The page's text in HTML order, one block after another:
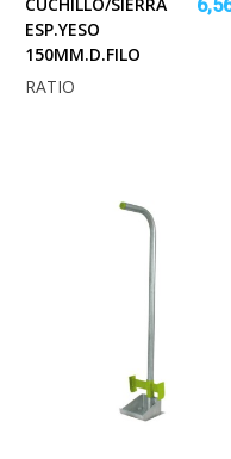
ESP.YESO
150MM.D.FILO
RATIO